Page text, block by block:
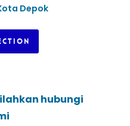
Depok
hubungi